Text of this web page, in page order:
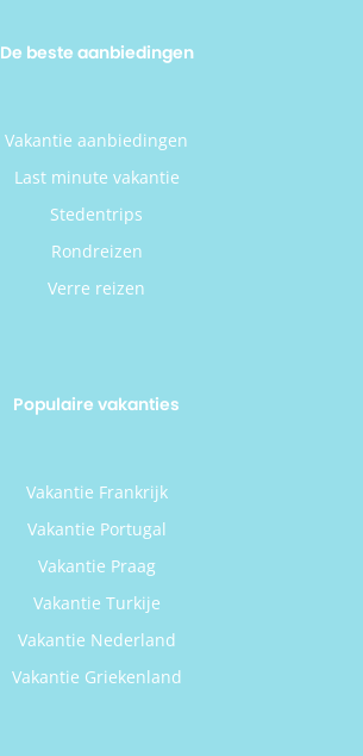
De beste aanbiedingen
Vakantie aanbiedingen
Last minute vakantie
Stedentrips
Rondreizen
Verre reizen
Populaire vakanties
Vakantie Frankrijk
Vakantie Portugal
Vakantie Praag
Vakantie Turkije
Vakantie Nederland
Vakantie Griekenland